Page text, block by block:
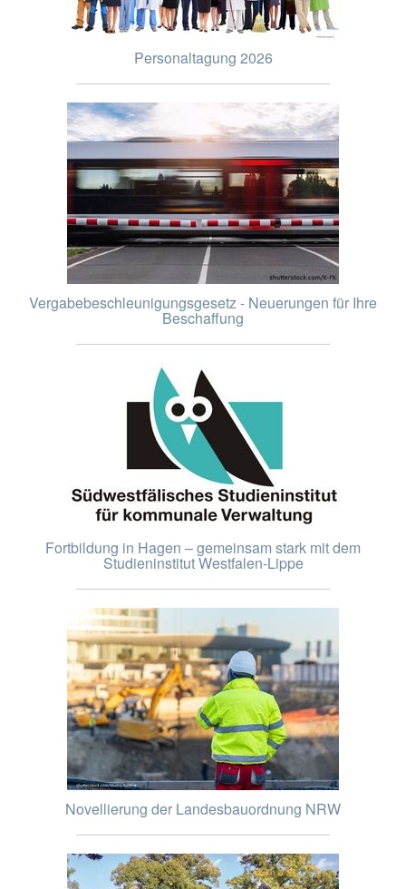
Personaltagung 2026
Vergabebeschleunigungsgesetz - Neuerungen für Ihre
Beschaffung
Fortbildung in Hagen – gemeinsam stark mit dem
Studieninstitut Westfalen-Lippe
Novellierung der Landesbauordnung NRW